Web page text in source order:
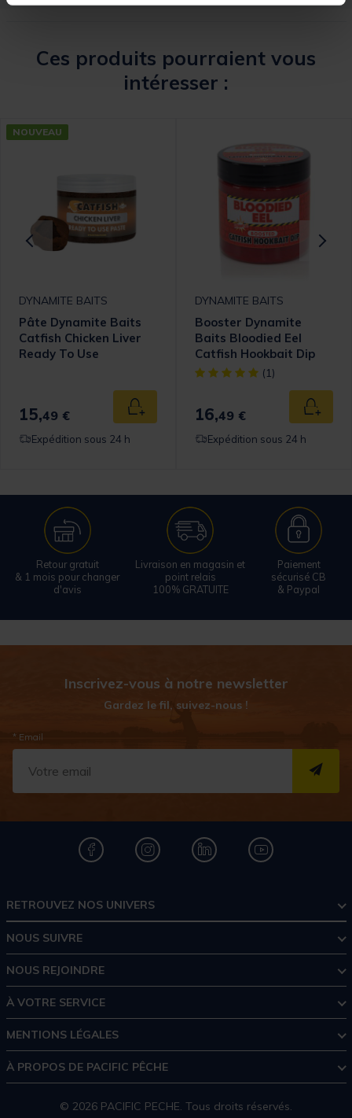
Ces produits pourraient vous
intéresser :
panier
NOUVEAU
DYNAMITE BAITS
Pâte Dynamite Baits
Catfish Chicken Liver
Ready To Use
15,49 € Ajouter au panier
Expédition sous 24 h
DYNAMITE BAITS
Booster Dynamite
Baits Bloodied Eel
Catfish Hookbait Dip
270ml
[object Object] out of 5
(1)
16,49 €
Expédition sous 24 h
Retour gratuit
& 1 mois pour changer
d'avis
Livraison en magasin et
point relais
100% GRATUITE
Paiement
sécurisé CB
& Paypal
Inscrivez-vous à notre newsletter
Gardez le fil, suivez-nous !
* Email
RETROUVEZ NOS UNIVERS
NOUS SUIVRE
NOUS REJOINDRE
À VOTRE SERVICE
MENTIONS LÉGALES
À PROPOS DE PACIFIC PÊCHE
© 2026 PACIFIC PECHE. Tous droits réservés.